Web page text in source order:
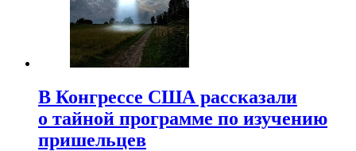
В Конгрессе США рассказали
о тайной программе по изучению
пришельцев